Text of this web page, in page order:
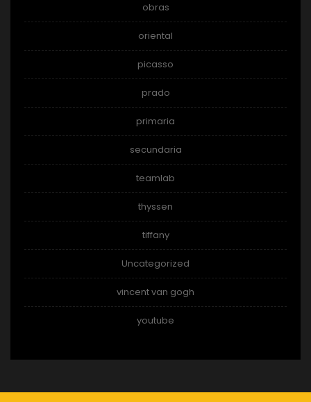
obras
oriental
picasso
prado
primaria
secundaria
teamlab
thyssen
tiffany
Uncategorized
vincent van gogh
youtube